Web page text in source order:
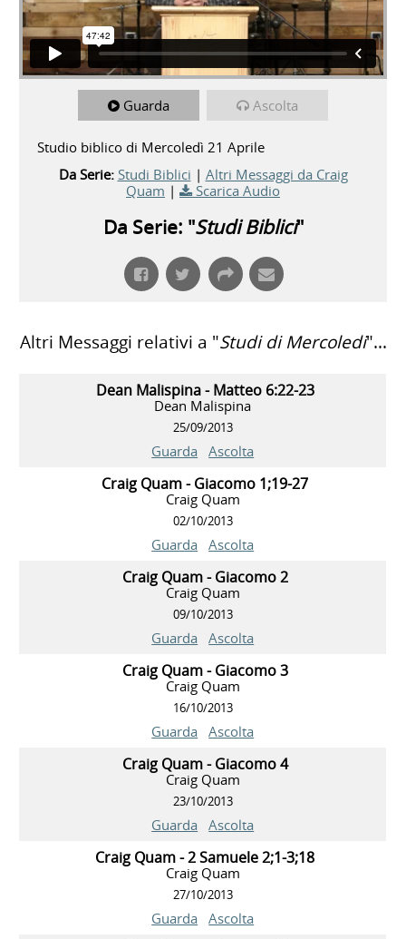
Guarda Ascolta
Studio biblico di Mercoledì 21 Aprile
Da Serie: Studi Biblici | Altri Messaggi da Craig
Quam | Scarica Audio
Da Serie: "Studi Biblici"
Altri Messaggi relativi a "Studi di Mercoledi"...
Dean Malispina - Matteo 6:22-23
Dean Malispina
25/09/2013
Guarda Ascolta
Craig Quam - Giacomo 1;19-27
Craig Quam
02/10/2013
Guarda Ascolta
Craig Quam - Giacomo 2
Craig Quam
09/10/2013
Guarda Ascolta
Craig Quam - Giacomo 3
Craig Quam
16/10/2013
Guarda Ascolta
Craig Quam - Giacomo 4
Craig Quam
23/10/2013
Guarda Ascolta
Craig Quam - 2 Samuele 2;1-3;18
Craig Quam
27/10/2013
Guarda Ascolta